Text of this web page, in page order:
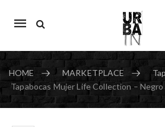
Mobile
HOME MARKETPLACE
Tapabocas Mujer Life Collection – Negro